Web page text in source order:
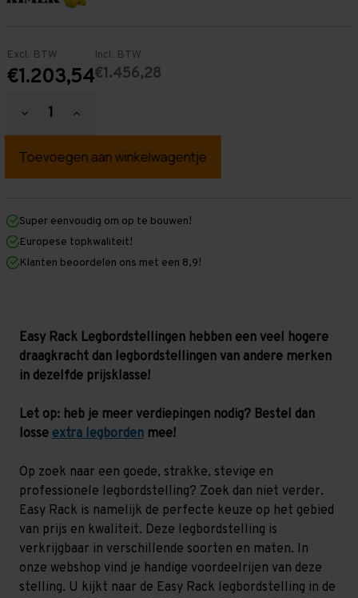
Excl. BTW
€1.203,54
Incl. BTW
€1.456,28
Hoeveelheid
verlagen
Easy
Legbordstelling
x
9.000
mm
x
legbordniveaus
-
130
kg
Hoeveelheid
verhogen
Easy
Legbordstelling
x
9.000
mm
x
legbordniveaus
-
130
kg
Super eenvoudig om op te bouwen!
Europese topkwaliteit!
Klanten beoordelen ons met een 8,9!
Easy Rack Legbordstellingen hebben een veel hogere
draagkracht dan legbordstellingen van andere merken
in dezelfde prijsklasse!
Let op: heb je meer verdiepingen nodig? Bestel dan
losse extra legborden mee!
Op zoek naar een goede, strakke, stevige en
professionele legbordstelling? Zoek dan niet verder.
Easy Rack is namelijk de perfecte keuze op het gebied
van prijs en kwaliteit. Deze legbordstelling is
verkrijgbaar in verschillende soorten en maten. In
onze webshop vind je handige voordeelrijen van deze
stelling. U kijkt naar de Easy Rack legbordstelling in de